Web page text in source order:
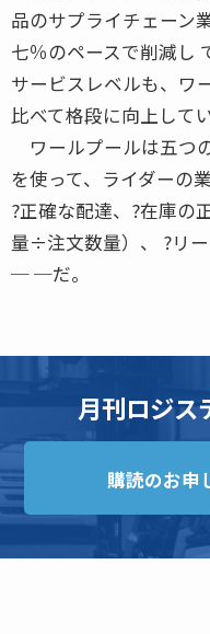
品のサプライチェーン
七％のペースで削減し
サービスレベルも、ワ
比べて格段に向上して
ワールプールは五つ
を使って、ライダーの
?正確な配達、?在庫の
量÷注文数量）、 ?リ
─ ─だ。
月刊ロジス
購読のお申